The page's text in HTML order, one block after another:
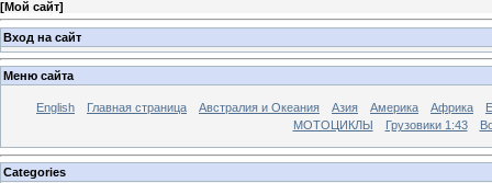
[Мой сайт]
Вход на сайт
Меню сайта
English Главная страница Австралия и Океания Азия Америка Африка
МОТОЦИКЛЫ
Грузовики 1:43
Categories